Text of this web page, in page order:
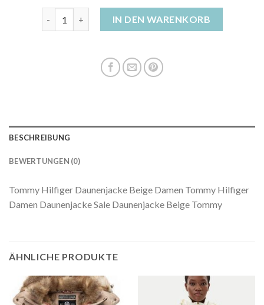
IN DEN WARENKORB
BESCHREIBUNG
BEWERTUNGEN (0)
Tommy Hilfiger Daunenjacke Beige Damen Tommy Hilfiger
Damen Daunenjacke Sale Daunenjacke Beige Tommy
ÄHNLICHE PRODUKTE